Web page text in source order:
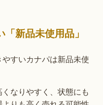
新品未使用品」
すいカナパは新品未使
なりやすく、状態にも